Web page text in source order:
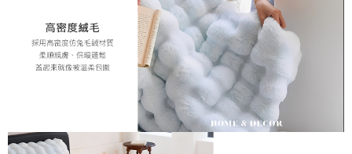
※ 交易是否成功請以「AFTEE先享後付 」之結帳頁面顯示為準，若有關於
是否繳費成功／繳費後需取消欲退款等相關疑問，請聯繫「AFTEE先享後付
客戶支援中心」https://netprotections.freshdesk.com/support/home
【注意事項】
１．透過由恩沛科技股份有限公司提供之「AFTEE先享後付」服務完成之交
易，需依本服務之必要範圍內提供個人資料，並將交易相關給付款項請求債
權轉讓予恩沛科技股份有限公司。
２．關於個人資料處理事宜，請瀏覽以下網址：
https://aftee.tw/terms/#terms3
３．未成年的使用者請事先徵得法定代理人或監護人之同意方可使用
每筆NT$120